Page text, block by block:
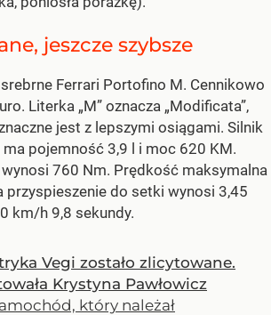
jeszcze szybsze
Ferrari Portofino M. Cennikowo
Literka „M” oznacza „Modificata”,
jest z lepszymi osiągami. Silnik
pojemność 3,9 l i moc 620 KM.
760 Nm. Prędkość maksymalna
przyspieszenie do setki wynosi 3,45
km/h 9,8 sekundy.
Vegi zostało zlicytowane.
Krystyna Pawłowicz
który należał